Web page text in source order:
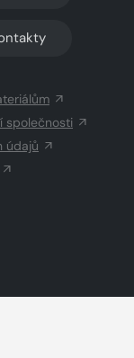
společnosti
údajů